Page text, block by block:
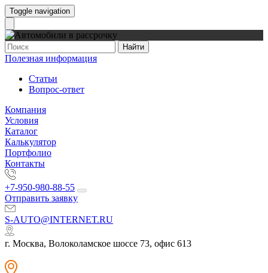
Toggle navigation
Найти
Полезная информация
Статьи
Вопрос-ответ
Компания
Условия
Каталог
Калькулятор
Портфолио
Контакты
+7-950-980-88-55
Отправить заявку
S-AUTO@INTERNET.RU
г. Москва, Волоколамское шоссе 73, офис 613